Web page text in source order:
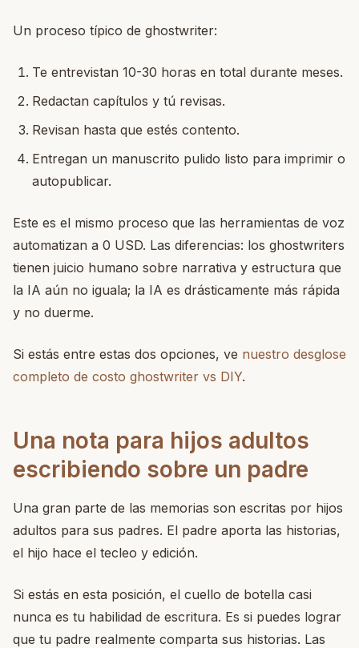
Un proceso típico de ghostwriter:
Te entrevistan 10-30 horas en total durante meses.
Redactan capítulos y tú revisas.
Revisan hasta que estés contento.
Entregan un manuscrito pulido listo para imprimir o
autopublicar.
Este es el mismo proceso que las herramientas de voz
automatizan a 0 USD. Las diferencias: los ghostwriters
tienen juicio humano sobre narrativa y estructura que
la IA aún no iguala; la IA es drásticamente más rápida
y no duerme.
Si estás entre estas dos opciones, ve nuestro desglose
completo de costo ghostwriter vs DIY.
Una nota para hijos adultos
escribiendo sobre un padre
Una gran parte de las memorias son escritas por hijos
adultos para sus padres. El padre aporta las historias,
el hijo hace el tecleo y edición.
Si estás en esta posición, el cuello de botella casi
nunca es tu habilidad de escritura. Es si puedes lograr
que tu padre realmente comparta sus historias. Las